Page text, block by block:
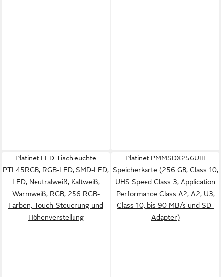
Platinet LED Tischleuchte
PTL45RGB, RGB-LED, SMD-LED,
LED, Neutralweiß, Kaltweiß,
Warmweiß, RGB, 256 RGB-
Farben, Touch-Steuerung und
Höhenverstellung
Platinet PMMSDX256UIII
Speicherkarte (256 GB, Class 10,
UHS Speed Class 3, Application
Performance Class A2, A2, U3,
Class 10, bis 90 MB/s und SD-
Adapter)